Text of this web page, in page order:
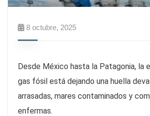
8 octubre, 2025
Desde México hasta la Patagonia, la
gas fósil está dejando una huella
arrasadas, mares contaminados y
enfermas.